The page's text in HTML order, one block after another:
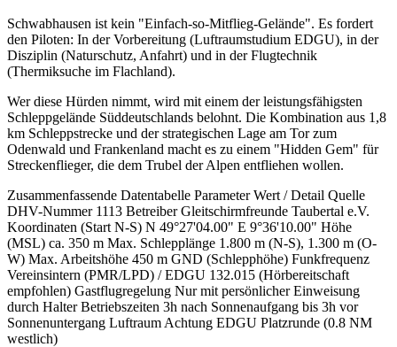
Schwabhausen ist kein "Einfach-so-Mitflieg-Gelände". Es fordert
den Piloten: In der Vorbereitung (Luftraumstudium EDGU), in der
Disziplin (Naturschutz, Anfahrt) und in der Flugtechnik
(Thermiksuche im Flachland).
Wer diese Hürden nimmt, wird mit einem der leistungsfähigsten
Schleppgelände Süddeutschlands belohnt. Die Kombination aus 1,8
km Schleppstrecke und der strategischen Lage am Tor zum
Odenwald und Frankenland macht es zu einem "Hidden Gem" für
Streckenflieger, die dem Trubel der Alpen entfliehen wollen.
Zusammenfassende Datentabelle Parameter Wert / Detail Quelle
DHV-Nummer 1113 Betreiber Gleitschirmfreunde Taubertal e.V.
Koordinaten (Start N-S) N 49°27'04.00" E 9°36'10.00" Höhe
(MSL) ca. 350 m Max. Schlepplänge 1.800 m (N-S), 1.300 m (O-
W) Max. Arbeitshöhe 450 m GND (Schlepphöhe) Funkfrequenz
Vereinsintern (PMR/LPD) / EDGU 132.015 (Hörbereitschaft
empfohlen) Gastflugregelung Nur mit persönlicher Einweisung
durch Halter Betriebszeiten 3h nach Sonnenaufgang bis 3h vor
Sonnenuntergang Luftraum Achtung EDGU Platzrunde (0.8 NM
westlich)